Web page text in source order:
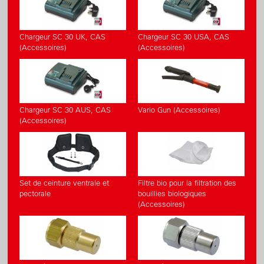
Chargeur SC 30 UK, CAS
(Accessoires)
Chargeur SC 30 USA, CAS
(Accessoires)
Chargeur SC 30 AUS, CAS
(Accessoires)
Vario Gun (Accessoires)
Set de ceinture ventrale et
pectorale
Filtre bio pour la filtration des
bouillies biologiques
(Accessoires)